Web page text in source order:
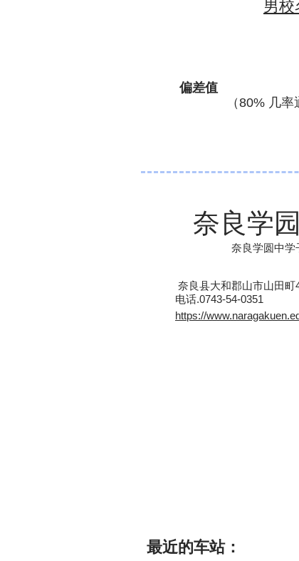
男校
偏差值
（80% 几
奈良学
奈良学圆中学
奈良县大和郡山市山田町
电话.0743-54-0351
https://
最近的车站：